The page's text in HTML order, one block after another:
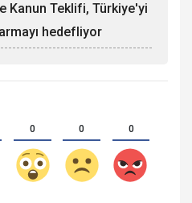
Kanun Teklifi, Türkiye'yi
hedefliyor
0 0 0